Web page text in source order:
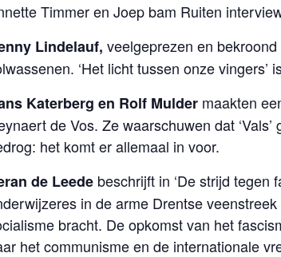
Timmer en Joep bam Ruiten
Lindelauf, veelgeprezen en
‘Het licht tussen onze vingers’
Katerberg en Rolf Mulder maakten
de Vos. Ze waarschuwen dat
het komt er allemaal in voor.
de Leede beschrijft in ‘De strijd tegen
in de arme Drentse
bracht. De opkomst van het
het communisme en de internationale